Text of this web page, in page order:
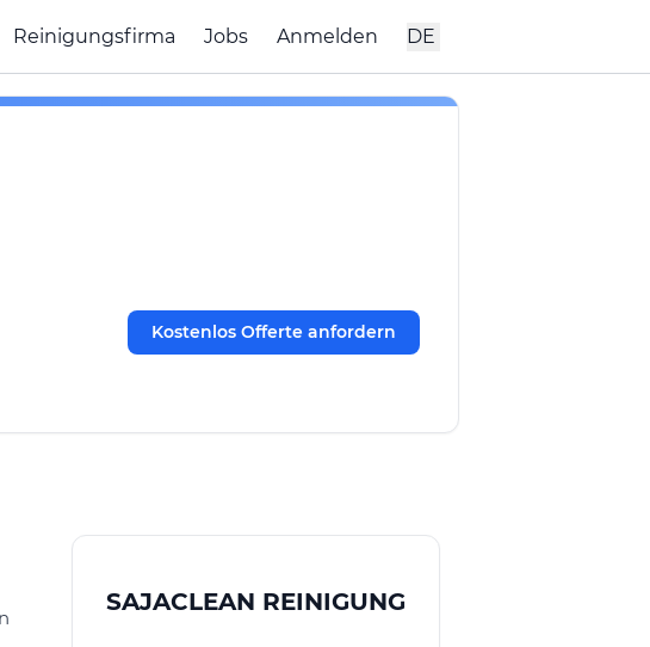
Reinigungsfirma Jobs Anmelden DE
Kostenlos Offerte anfordern
SAJACLEAN REINIGUNG